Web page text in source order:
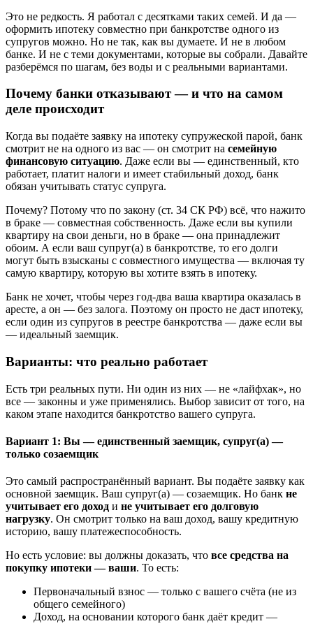
Это не редкость. Я работал с десятками таких семей. И да —
оформить ипотеку совместно при банкротстве одного из
супругов можно. Но не так, как вы думаете. И не в любом
банке. И не с теми документами, которые вы собрали. Давайте
разберёмся по шагам, без воды и с реальными вариантами.
Почему банки отказывают — и что на самом
деле происходит
Когда вы подаёте заявку на ипотеку супружеской парой, банк
смотрит не на одного из вас — он смотрит на семейную
финансовую ситуацию. Даже если вы — единственный, кто
работает, платит налоги и имеет стабильный доход, банк
обязан учитывать статус супруга.
Почему? Потому что по закону (ст. 34 СК РФ) всё, что нажито
в браке — совместная собственность. Даже если вы купили
квартиру на свои деньги, но в браке — она принадлежит
обоим. А если ваш супруг(а) в банкротстве, то его долги
могут быть взысканы с совместного имущества — включая ту
самую квартиру, которую вы хотите взять в ипотеку.
Банк не хочет, чтобы через год-два ваша квартира оказалась в
аресте, а он — без залога. Поэтому он просто не даст ипотеку,
если один из супругов в реестре банкротства — даже если вы
— идеальный заемщик.
Варианты: что реально работает
Есть три реальных пути. Ни один из них — не «лайфхак», но
все — законны и уже применялись. Выбор зависит от того, на
каком этапе находится банкротство вашего супруга.
Вариант 1: Вы — единственный заемщик, супруг(а) —
только созаемщик
Это самый распространённый вариант. Вы подаёте заявку как
основной заемщик. Ваш супруг(а) — созаемщик. Но банк не
учитывает его доход и не учитывает его долговую
нагрузку. Он смотрит только на ваш доход, вашу кредитную
историю, вашу платежеспособность.
Но есть условие: вы должны доказать, что все средства на
покупку ипотеки — ваши. То есть:
Первоначальный взнос — только с вашего счёта (не из
общего семейного)
Доход, на основании которого банк даёт кредит —